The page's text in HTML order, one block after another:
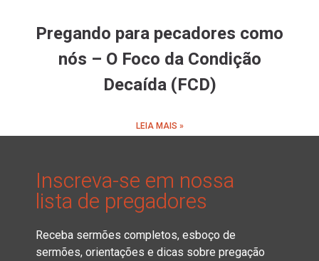
Pregando para pecadores como
nós – O Foco da Condição
Decaída (FCD)
LEIA MAIS »
Inscreva-se em nossa
lista de pregadores
Receba sermões completos, esboço de
sermões, orientações e dicas sobre pregação